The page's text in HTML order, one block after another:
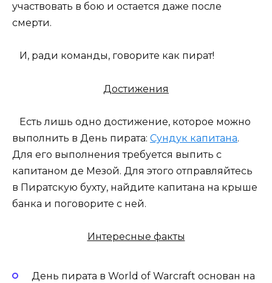
участвовать в бою и остается даже после
смерти.
И, ради команды, говорите как пират!
Достижения
Есть лишь одно достижение, которое можно
выполнить в День пирата: Сундук капитана.
Для его выполнения требуется выпить с
капитаном де Мезой. Для этого отправляйтесь
в Пиратскую бухту, найдите капитана на крыше
банка и поговорите с ней.
Интересные факты
День пирата в World of Warcraft основан на